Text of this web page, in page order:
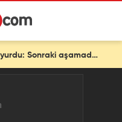
Son dakika: Ve bir ülke daha ittifaka katılıyor! Bakan Fidan duyurdu: Sonraki aşamada...